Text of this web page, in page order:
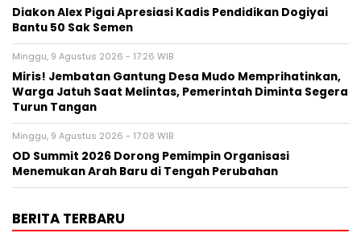
Diakon Alex Pigai Apresiasi Kadis Pendidikan Dogiyai
Bantu 50 Sak Semen
Minggu, 9 Agustus 2026 - 17:26 WIB
Miris! Jembatan Gantung Desa Mudo Memprihatinkan,
Warga Jatuh Saat Melintas, Pemerintah Diminta Segera
Turun Tangan
Minggu, 9 Agustus 2026 - 17:08 WIB
OD Summit 2026 Dorong Pemimpin Organisasi
Menemukan Arah Baru di Tengah Perubahan
BERITA TERBARU